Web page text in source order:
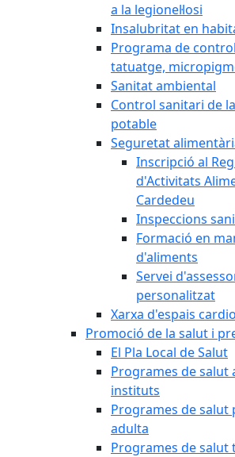
a la legionel·losi
Insalubritat en
Programa de
tatuatge,
Sanitat ambiental
Control sanitari de
potable
Seguretat
Inscripció al
d'Activitats
Cardedeu
Inspeccions
Formació en
d'aliments
Servei
personalitzat
Xarxa d'espais
Promoció de la salut i
El Pla Local de Salut
Programes de salut
instituts
Programes de salut
adulta
Programes de salut